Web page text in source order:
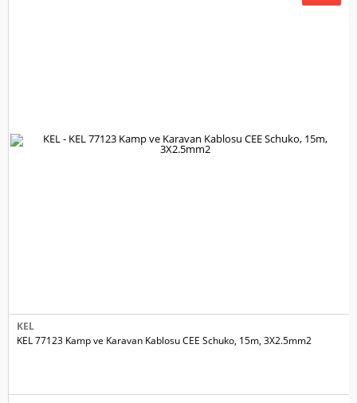
KEL
KEL 77123 Kamp ve Karavan Kablosu CEE Schuko, 15m, 3X2.5mm2